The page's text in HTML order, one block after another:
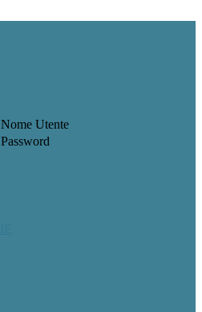
Nome Utente
Password